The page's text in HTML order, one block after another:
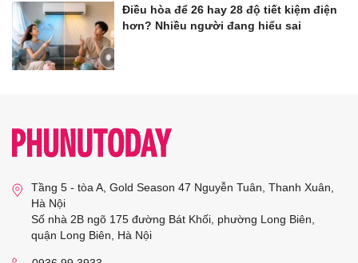
Điều hòa để 26 hay 28 độ tiết kiệm điện
hơn? Nhiều người đang hiểu sai
Tầng 5 - tòa A, Gold Season 47 Nguyễn Tuân, Thanh Xuân,
Hà Nội
Số nhà 2B ngõ 175 đường Bát Khối, phường Long Biên,
quận Long Biên, Hà Nội